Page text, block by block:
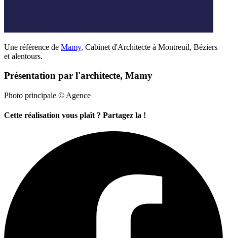
Une référence de Mamy, Cabinet d'Architecte à Montreuil, Béziers
et alentours.
Présentation par l'architecte, Mamy
Photo principale © Agence
Cette réalisation vous plaît ? Partagez la !